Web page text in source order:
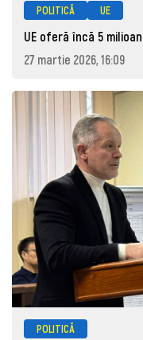
POLITICĂ UE
UE oferă încă 5
27 martie 2026, 16:09
POLITICĂ